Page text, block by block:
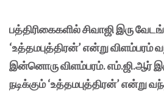
பத்திரிகைகளில் சிவாஜி இரு
‘உத்தமபுத்திரன்’ என்று விளம்பரம்
இன்னொரு விளம்பரம். எம்.ஜி.ஆர்
நடிக்கும் ‘உத்தமபுத்திரன்’ என்று